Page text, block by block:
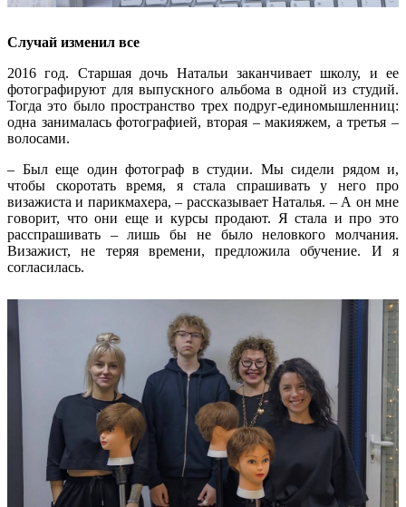
Случай изменил все
2016 год. Старшая дочь Натальи заканчивает школу, и ее
фотографируют для выпускного альбома в одной из студий.
Тогда это было пространство трех подруг-единомышленниц:
одна занималась фотографией, вторая – макияжем, а третья –
волосами.
– Был еще один фотограф в студии. Мы сидели рядом и,
чтобы скоротать время, я стала спрашивать у него про
визажиста и парикмахера, – рассказывает Наталья. – А он мне
говорит, что они еще и курсы продают. Я стала и про это
расспрашивать – лишь бы не было неловкого молчания.
Визажист, не теряя времени, предложила обучение. И я
согласилась.